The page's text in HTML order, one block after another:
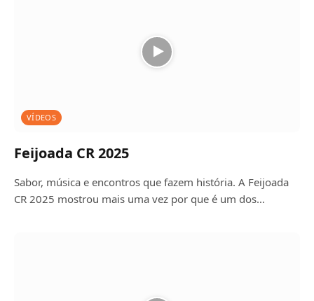
VÍDEOS
Feijoada CR 2025
Sabor, música e encontros que fazem história. A Feijoada
CR 2025 mostrou mais uma vez por que é um dos…